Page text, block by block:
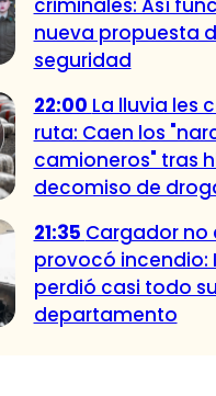
criminales: Así
nueva propuesta
seguridad
22:00 La lluvia les
ruta: Caen los
camioneros" tras
decomiso de
21:35 Cargador
provocó incendio:
perdió casi todo su
departamento